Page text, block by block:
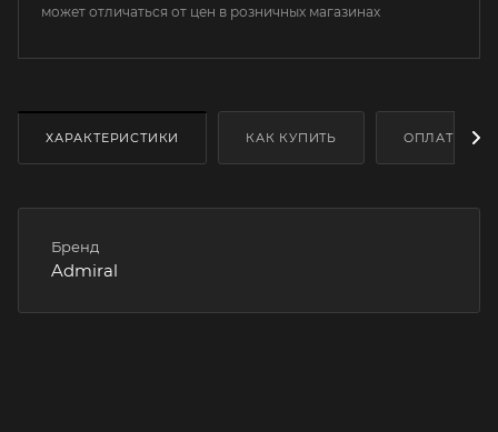
может отличаться от цен в розничных магазинах
ХАРАКТЕРИСТИКИ КАК КУПИТЬ ОПЛАТА
Бренд
Admiral